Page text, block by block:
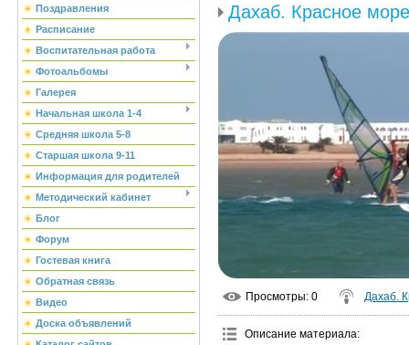
Поздравления
Расписание
Воспитательная работа
Фотоальбомы
Галерея
Начальная школа 1-4
Средняя школа 5-8
Старшая школа 9-11
Информация для родителей
Методический кабинет
Блог
Форум
Гостевая книга
Обратная связь
Видео
Доска объявлений
Дахаб. Красное
Просмотры: 0 Дахаб.
Описание материала: